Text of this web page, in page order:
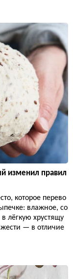
изменил правил
которое перево
влажное, со
лёгкую хрустящу
— в отличие